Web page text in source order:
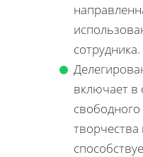
сотрудника.
включает в